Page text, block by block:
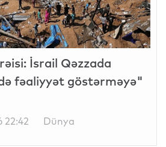
İsrail Qəzzada
fəaliyyət göstərməyə"
22:42 Dünya